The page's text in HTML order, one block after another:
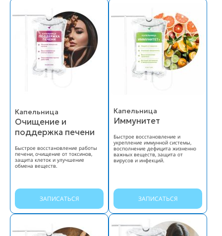
Капельница
Очищение и
поддержка печени
Быстрое восстановление работы
печени, очищение от токсинов,
защита клеток и улучшение
обмена веществ.
ЗАПИСАТЬСЯ
Капельница
Иммунитет
Быстрое восстановление и
укрепление иммунной системы,
восполнение дефицита жизненно
важных веществ, защита от
вирусов и инфекций.
ЗАПИСАТЬСЯ